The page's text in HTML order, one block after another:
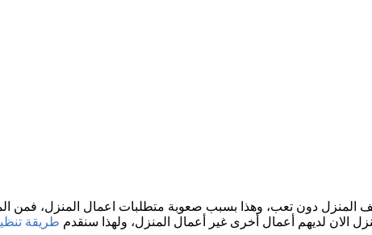
المنزل دون تعب، وهذا بسبب صعوبة متطلبات اعمال المنزل، فمن
الان لديهم أعمال أخرى غير أعمال المنزل، ولهذا سنقدم طريقة